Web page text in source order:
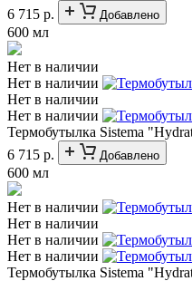
6 715 р.
Добавлено
600 мл
Нет в наличии
Нет в наличии
Нет в наличии
Нет в наличии
Термобутылка Sistema
6 715 р.
Добавлено
600 мл
Нет в наличии
Нет в наличии
Нет в наличии
Нет в наличии
Термобутылка Sistema